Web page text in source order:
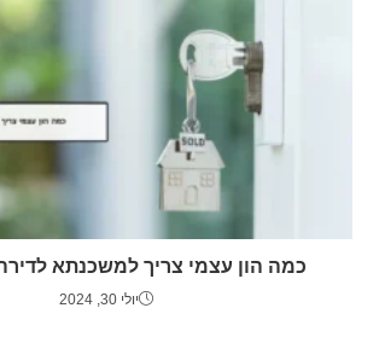
כמה הון עצמי צריך למשכנתא
יולי 30, 2024